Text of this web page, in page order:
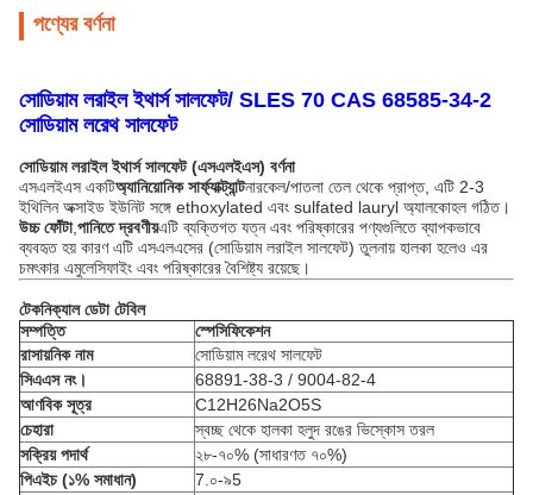
পণ্যের বর্ণনা
সোডিয়াম লরাইল ইথার্স সালফেট/ SLES 70 CAS 68585-34-2
সোডিয়াম লরেথ সালফেট
সোডিয়াম লরাইল ইথার্স সালফেট (এসএলইএস) বর্ণনা
এসএলইএস একটিঅ্যানিয়োনিক সার্ফ্যাক্ট্যান্টনারকেল/পাতলা তেল থেকে প্রাপ্ত, এটি 2-3
ইথিলিন অক্সাইড ইউনিট সঙ্গে ethoxylated এবং sulfated lauryl অ্যালকোহল গঠিত।
উচ্চ ফোঁটা,পানিতে দ্রবণীয়এটি ব্যক্তিগত যত্ন এবং পরিষ্কারের পণ্যগুলিতে ব্যাপকভাবে
ব্যবহৃত হয় কারণ এটি এসএলএসের (সোডিয়াম লরাইল সালফেট) তুলনায় হালকা হলেও এর
চমৎকার এমুলেসিফাইং এবং পরিষ্কারের বৈশিষ্ট্য রয়েছে।
টেকনিক্যাল ডেটা টেবিল
সম্পত্তি
স্পেসিফিকেশন
রাসায়নিক নাম
সোডিয়াম লরেথ সালফেট
সিএএস নং।
68891-38-3 / 9004-82-4
আণবিক সূত্র
C12H26Na2O5S
চেহারা
স্বচ্ছ থেকে হালকা হলুদ রঙের ভিস্কোস তরল
সক্রিয় পদার্থ
২৮-৭০% (সাধারণত ৭০%)
পিএইচ (১% সমাধান)
7.০-৯5